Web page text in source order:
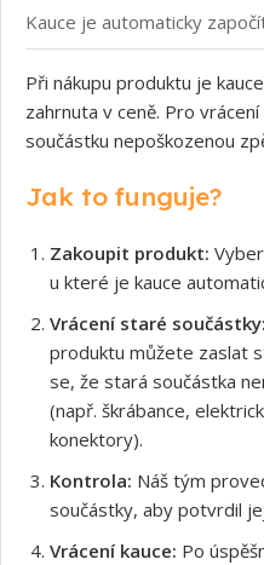
Kauce je automaticky
Při nákupu produktu je
zahrnuta v ceně. Pro
součástku nepoškozenou
Jak to funguje?
Zakoupit produkt:
u které je kauce
Vrácení staré součástky:
produktu můžete zaslat
se, že stará součástka
(např. škrábance,
konektory).
Kontrola: Náš tým
součástky, aby potvrdil
Vrácení kauce: Po